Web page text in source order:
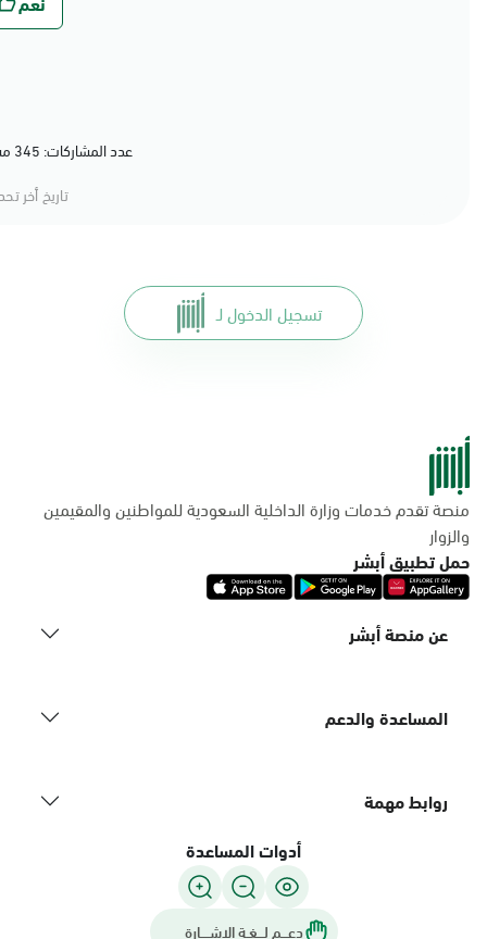
عدد المشاركات: 345 مشاركة (79%) أعجبهم المحتوى
تاريخ أخر
تسجيل الدخول لـ
منصة تقدم خدمات وزارة الداخلية السعودية للمواطنين والمقيمين
والزوار
حمل تطبيق أبشر
عن منصة أبشر
المساعدة والدعم
روابط مهمة
أدوات المساعدة
دعـــم لـــغـة الاشــــارة